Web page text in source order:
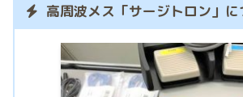
高周波メス「サージトロン」に